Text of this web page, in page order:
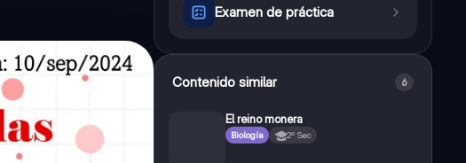
Examen de práctica
Contenido similar 6
El reino monera
Biología 2º Sec